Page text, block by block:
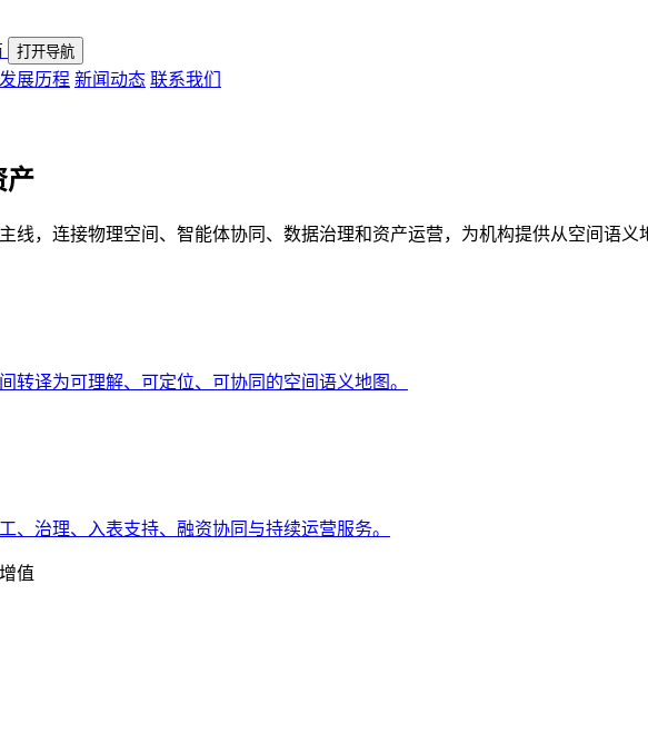
打开导航
发展历程 新闻动态 联系我们
产
线，连接物理空间、智能体协同、数据治理和资产运营，为机构提供从空间语义
转译为可理解、可定位、可协同的空间语义地图。
、治理、入表支持、融资协同与持续运营服务。
值